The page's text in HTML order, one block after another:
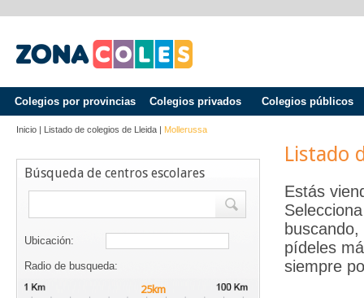
Colegios por provincias Colegios privados Colegios públicos
Inicio | Listado de colegios de Lleida | Mollerussa
Búsqueda de centros escolares
Ubicación:
Radio de busqueda:
Listado
Estás
pídeles
siempre